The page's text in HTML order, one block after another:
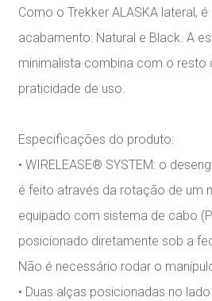
Como o Trekker ALASKA lateral,
acabamento: Natural e Black. A
minimalista combina com o resto
praticidade de uso.
Especificações do produto:
• WIRELEASE® SYSTEM: o
é feito através da rotação de um
equipado com sistema de cabo
posicionado diretamente sob a
Não é necessário rodar o
• Duas alças posicionadas no